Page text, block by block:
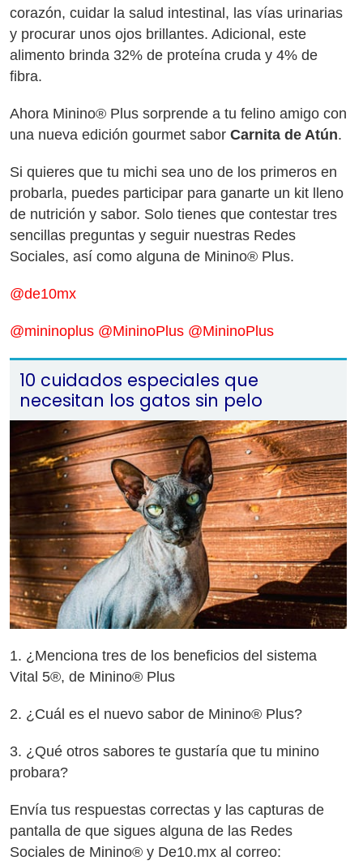
corazón, cuidar la salud intestinal, las vías urinarias
y procurar unos ojos brillantes. Adicional, este
alimento brinda 32% de proteína cruda y 4% de
fibra.
Ahora Minino® Plus sorprende a tu felino amigo con
una nueva edición gourmet sabor Carnita de Atún.
Si quieres que tu michi sea uno de los primeros en
probarla, puedes participar para ganarte un kit lleno
de nutrición y sabor. Solo tienes que contestar tres
sencillas preguntas y seguir nuestras Redes
Sociales, así como alguna de Minino® Plus.
@de10mx
@mininoplus @MininoPlus @MininoPlus
10 cuidados especiales que
necesitan los gatos sin pelo
1. ¿Menciona tres de los beneficios del sistema
Vital 5®, de Minino® Plus
2. ¿Cuál es el nuevo sabor de Minino® Plus?
3. ¿Qué otros sabores te gustaría que tu minino
probara?
Envía tus respuestas correctas y las capturas de
pantalla de que sigues alguna de las Redes
Sociales de Minino® y De10.mx al correo: